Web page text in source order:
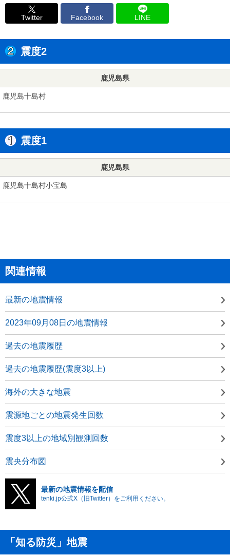
Twitter Facebook LINE
震度2
鹿児島県
鹿児島十島村
震度1
鹿児島県
鹿児島十島村小宝島
関連情報
最新の地震情報
2023年09月08日の地震情報
過去の地震履歴
過去の地震履歴(震度3以上)
海外の大きな地震
震源地ごとの地震発生回数
震度3以上の地域別観測回数
震央分布図
最新の地震情報を配信
tenki.jp公式X（旧Twitter）をご利用ください。
「知る防災」地震